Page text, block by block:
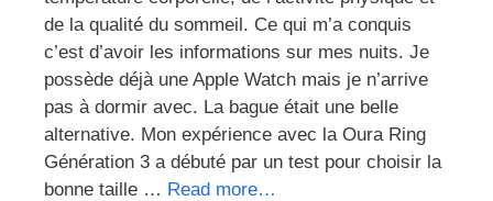
de la qualité du sommeil. Ce qui m’a conquis
c’est d’avoir les informations sur mes nuits. Je
possède déjà une Apple Watch mais je n’arrive
pas à dormir avec. La bague était une belle
alternative. Mon expérience avec la Oura Ring
Génération 3 a débuté par un test pour choisir la
bonne taille … Read more…